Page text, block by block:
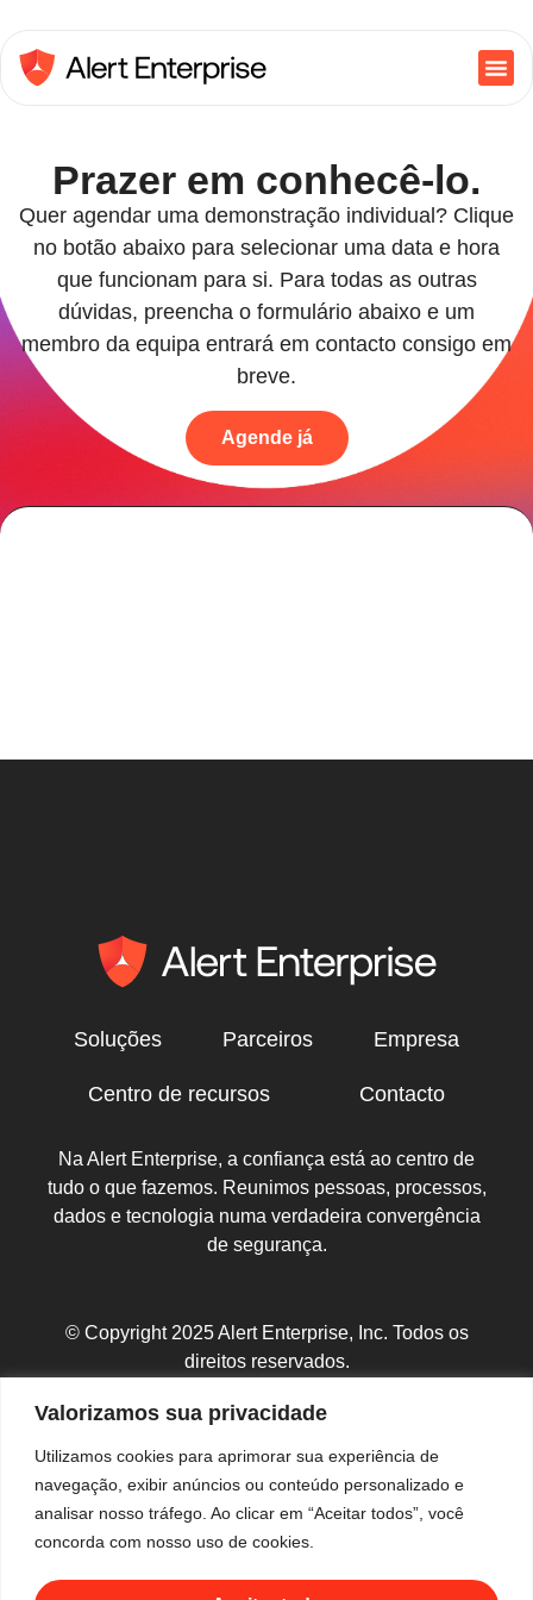
Valorizamos sua privacidade
Utilizamos cookies para aprimorar sua experiência de
navegação, exibir anúncios ou conteúdo personalizado e
analisar nosso tráfego. Ao clicar em “Aceitar todos”, você
concorda com nosso uso de cookies.
Prazer em conhecê-lo.
Quer agendar uma demonstração individual? Clique
no botão abaixo para selecionar uma data e hora
que funcionam para si. Para todas as outras
dúvidas, preencha o formulário abaixo e um
membro da equipa entrará em contacto consigo em
breve.
Agende já
Soluções Parceiros Empresa
Centro de recursos Contacto
Na Alert Enterprise, a confiança está ao centro de
tudo o que fazemos. Reunimos pessoas, processos,
dados e tecnologia numa verdadeira convergência
de segurança.
© Copyright 2025 Alert Enterprise, Inc. Todos os
direitos reservados.